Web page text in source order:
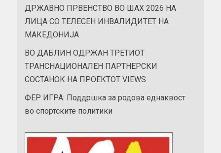
ДРЖАВНО ПРВЕНСТВО ВО ШАХ 2026 НА
ЛИЦА СО ТЕЛЕСЕН ИНВАЛИДИТЕТ НА
МАКЕДОНИЈА
ВО ДАБЛИН ОДРЖАН ТРЕТИОТ
ТРАНСНАЦИОНАЛЕН ПАРТНЕРСКИ
СОСТАНОК НА ПРОЕКТОТ VIEWS
ФЕР ИГРА: Поддршка за родова еднаквост
во спортските политики